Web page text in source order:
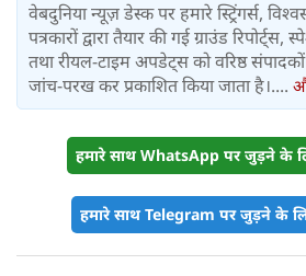
वेबदुनिया न्यूज़ डेस्क पर हमारे स्ट्रिंगर्स,
पत्रकारों द्वारा तैयार की गई ग्राउंड रिपोर्ट्स,
तथा रीयल-टाइम अपडेट्स को वरिष्ठ संपादकों
जांच-परख कर प्रकाशित किया जाता है।....
हमारे साथ WhatsApp पर जुड़ने के
हमारे साथ Telegram पर जुड़ने के